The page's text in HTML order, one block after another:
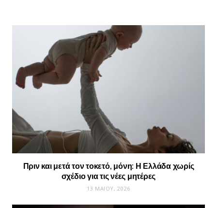
Πριν και μετά τον τοκετό, μόνη: Η Ελλάδα χωρίς
σχέδιο για τις νέες μητέρες
13 ΜΑΪ́ΟΥ, 2026